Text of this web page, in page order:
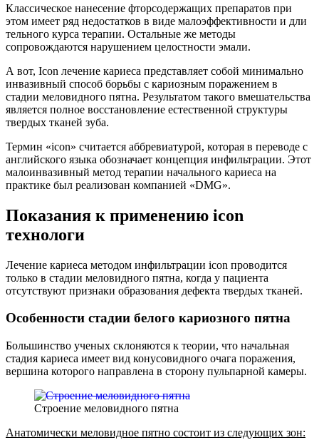
Классическое нанесение фторсодержащих препаратов при
этом имеет ряд недостатков в виде малоэффективности и дли
тельного курса терапии. Остальные же методы
сопровождаются нарушением целостности эмали.
А вот, Icon лечение кариеса представляет собой минимально
инвазивный способ борьбы с кариозным поражением в
стадии меловидного пятна. Результатом такого вмешательства
является полное восстановление естественной структуры
твердых тканей зуба.
Термин «icon» считается аббревиатурой, которая в переводе с
английского языка обозначает концепция инфильтрации. Этот
малоинвазивный метод терапии начального кариеса на
практике был реализован компанией «DMG».
Показания к применению icon
технологи
Лечение кариеса методом инфильтрации icon проводится
только в стадии меловидного пятна, когда у пациента
отсутствуют признаки образования дефекта твердых тканей.
Особенности стадии белого кариозного пятна
Большинство ученых склоняются к теории, что начальная
стадия кариеса имеет вид конусовидного очага поражения,
вершина которого направлена в сторону пульпарной камеры.
Строение меловидного пятна
Анатомически меловидное пятно состоит из следующих зон: